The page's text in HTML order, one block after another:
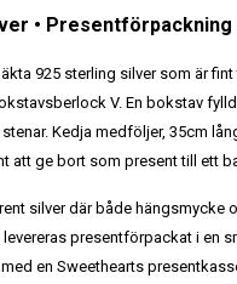
• Presentförpackning
925 sterling silver som är fint
V. En bokstav
Kedja medföljer, 35cm
att ge bort som present till ett
silver där både hängsmycke
presentförpackat i en
en Sweethearts